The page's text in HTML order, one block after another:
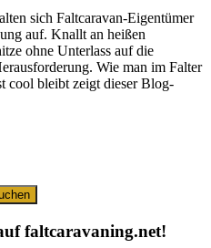
sich Faltcaravan-Eigentümer
auf. Knallt an heißen
ohne Unterlass auf die
Wie man im Falter
cool bleibt zeigt dieser Blog-
faltcaravaning.net!